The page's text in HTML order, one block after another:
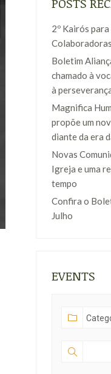
2º Kairós
Boletim
chamado à
à
Magnifica
propõe um
diante da era
Novas
Igreja e uma
tempo
Confira o
Julho
EVENTS